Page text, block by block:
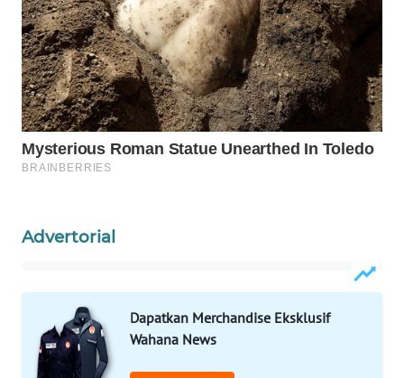
Advertorial
Dapatkan Merchandise Eksklusif
Wahana News
UMKM
WAHANA
SELEB
WAHANA
PERSONA
WAHANA
DESA
WISATA